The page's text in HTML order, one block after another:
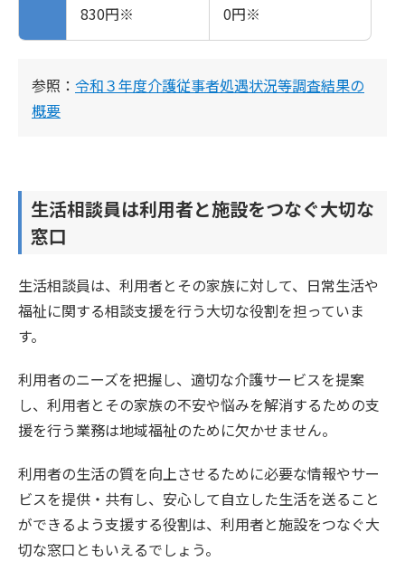
830円※
0円※
参照： 令和３年度介護従事者処遇状況等調査結果の
概要
生活相談員は利用者と施設をつなぐ大切な
窓口
生活相談員は、利用者とその家族に対して、日常生活や
福祉に関する相談支援を行う大切な役割を担っていま
す。
利用者のニーズを把握し、適切な介護サービスを提案
し、利用者とその家族の不安や悩みを解消するための支
援を行う業務は地域福祉のために欠かせません。
利用者の生活の質を向上させるために必要な情報やサー
ビスを提供・共有し、安心して自立した生活を送ること
ができるよう支援する役割は、利用者と施設をつなぐ大
切な窓口ともいえるでしょう。